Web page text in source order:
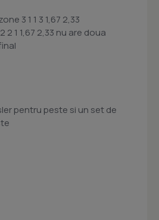
3 1 1 3 1,67 2,33
2 1 1,67 2,33 nu are doua
pentru peste si un set de